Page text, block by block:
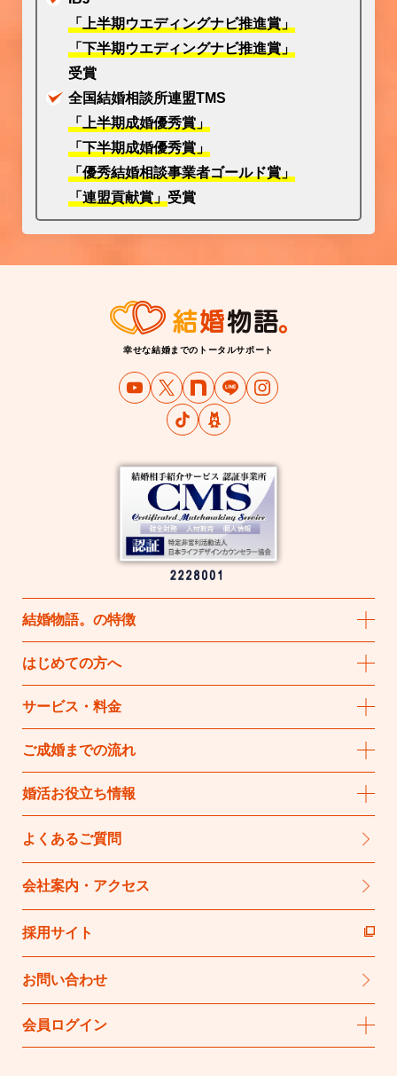
「上半期ウエディングナビ推進賞」
「下半期ウエディングナビ推進賞」
受賞
全国結婚相談所連盟TMS
「上半期成婚優秀賞」
「下半期成婚優秀賞」
「優秀結婚相談事業者ゴールド賞」
「連盟貢献賞」受賞
幸せな結婚までのトータルサポート
結婚物語。 の特徴
はじめての方へ
サービス・料金
ご成婚までの流れ
婚活お役立ち情報
よくあるご質問
会社案内・アクセス
採用サイト
お問い合わせ
会員ログイン